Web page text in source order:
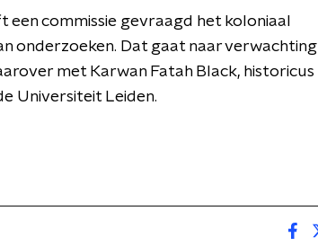
een commissie gevraagd het koloniaal
onderzoeken. Dat gaat naar verwachting
met Karwan Fatah Black, historicus
Universiteit Leiden.